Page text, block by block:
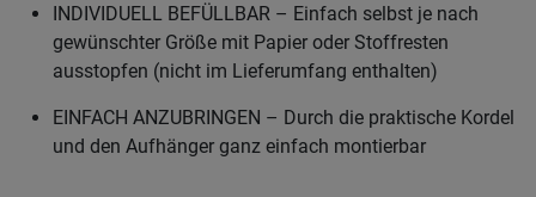
INDIVIDUELL BEFÜLLBAR – Einfach selbst je nach
gewünschter Größe mit Papier oder Stoffresten
ausstopfen (nicht im Lieferumfang enthalten)
EINFACH ANZUBRINGEN – Durch die praktische Kordel
und den Aufhänger ganz einfach montierbar